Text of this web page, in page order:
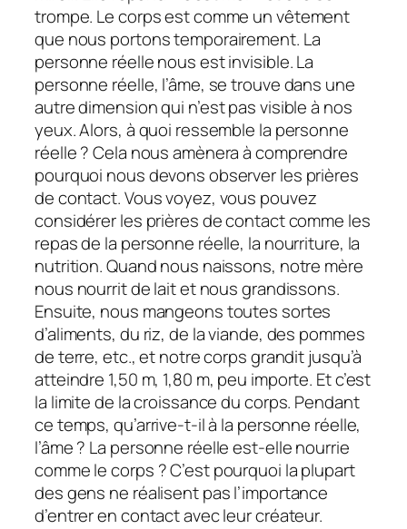
trompe. Le corps est comme un vêtement
que nous portons temporairement. La
personne réelle nous est invisible. La
personne réelle, l’âme, se trouve dans une
autre dimension qui n’est pas visible à nos
yeux. Alors, à quoi ressemble la personne
réelle ? Cela nous amènera à comprendre
pourquoi nous devons observer les prières
de contact. Vous voyez, vous pouvez
considérer les prières de contact comme les
repas de la personne réelle, la nourriture, la
nutrition. Quand nous naissons, notre mère
nous nourrit de lait et nous grandissons.
Ensuite, nous mangeons toutes sortes
d’aliments, du riz, de la viande, des pommes
de terre, etc., et notre corps grandit jusqu’à
atteindre 1,50 m, 1,80 m, peu importe. Et c’est
la limite de la croissance du corps. Pendant
ce temps, qu’arrive-t-il à la personne réelle,
l’âme ? La personne réelle est-elle nourrie
comme le corps ? C’est pourquoi la plupart
des gens ne réalisent pas l’importance
d’entrer en contact avec leur créateur.